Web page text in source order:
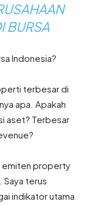
BURSA
Indonesia?
terbesar di
apa. Apakah
aset? Terbesar
emiten property
Saya terus
indikator utama